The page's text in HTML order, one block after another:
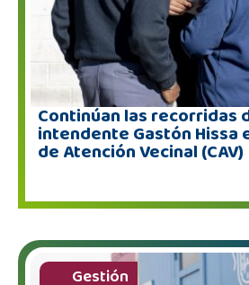
Continúan las recorridas
intendente Gastón Hissa
de Atención Vecinal (CAV)
Gestión